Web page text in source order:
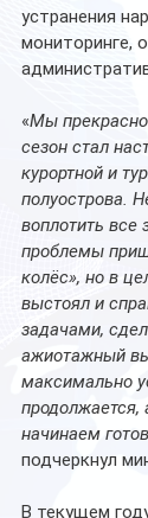
устранения
мониторинге,
«Мы
сезон стал
курортной и
полуострова.
воплотить все
проблемы
колёс», но в
выстоял и
задачами,
ажиотажный
максимально
продолжается,
начинаем
подчеркнул
В текущем